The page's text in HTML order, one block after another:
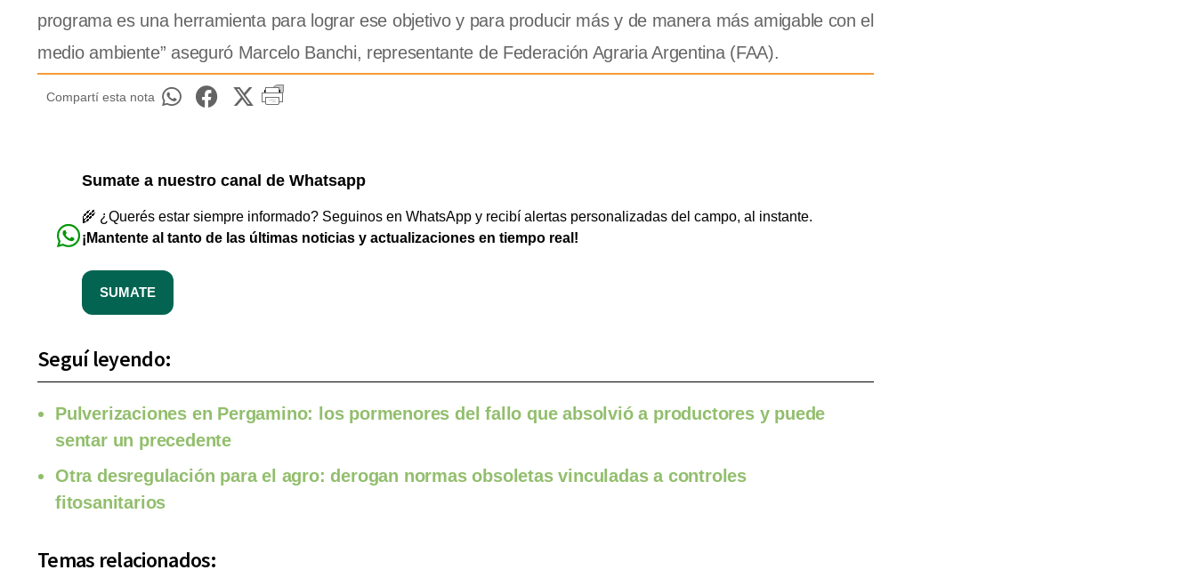
programa es una herramienta para lograr ese objetivo y para producir más y de manera más amigable con el
medio ambiente” aseguró Marcelo Banchi, representante de Federación Agraria Argentina (FAA).
Compartí esta nota
Sumate a nuestro canal de Whatsapp
🌾 ¿Querés estar siempre informado? Seguinos en WhatsApp y recibí alertas personalizadas del campo, al instante.
¡Mantente al tanto de las últimas noticias y actualizaciones en tiempo real!
SUMATE
Seguí leyendo:
Pulverizaciones en Pergamino: los pormenores del fallo que absolvió a productores y puede
sentar un precedente
Otra desregulación para el agro: derogan normas obsoletas vinculadas a controles
fitosanitarios
Temas relacionados: